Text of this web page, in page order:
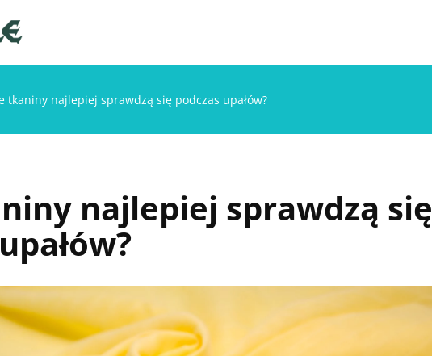
tkaniny najlepiej sprawdzą się podczas upałów?
najlepiej sprawdzą się